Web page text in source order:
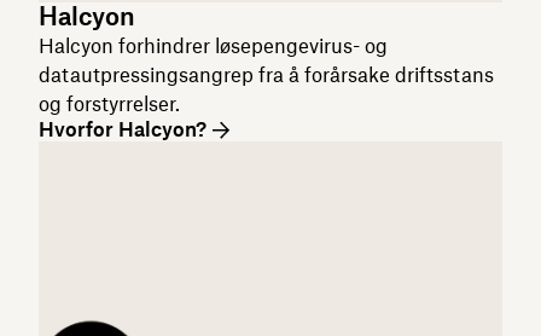
Halcyon
Halcyon forhindrer løsepengevirus- og
datautpressingsangrep fra å forårsake driftsstans
og forstyrrelser.
Hvorfor Halcyon?